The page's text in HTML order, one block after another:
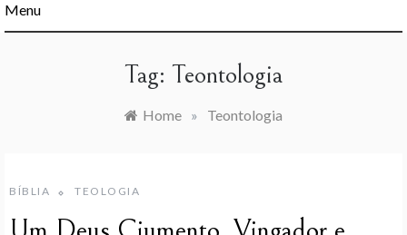
Menu
Tag: Teontologia
Home » Teontologia
BÍBLIA TEOLOGIA